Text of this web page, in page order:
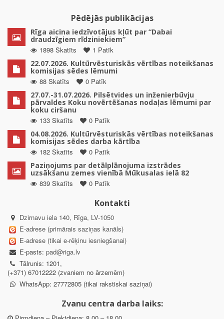
Pēdējās publikācijas
Rīga aicina iedzīvotājus kļūt par “Dabai
draudzīgiem rīdziniekiem”
1898 Skatīts
1 Patīk
22.07.2026. Kultūrvēsturiskās vērtības noteikšanas
komisijas sēdes lēmumi
88 Skatīts
0 Patīk
27.07.-31.07.2026. Pilsētvides un inženierbūvju
pārvaldes Koku novērtēšanas nodaļas lēmumi par
koku ciršanu
133 Skatīts
0 Patīk
04.08.2026. Kultūrvēsturiskās vērtības noteikšanas
komisijas sēdes darba kārtība
182 Skatīts
0 Patīk
Paziņojums par detālplānojuma izstrādes
uzsākšanu zemes vienībā Mūkusalas ielā 82
839 Skatīts
0 Patīk
Kontakti
Dzirnavu iela 140, Rīga, LV-1050
E-adrese (primārais saziņas kanāls)
E-adrese (tikai e-rēķinu iesniegšanai)
E-pasts: pad@riga.lv
Tālrunis: 1201,
(+371) 67012222 (zvaniem no ārzemēm)
WhatsApp: 27772805 (tikai rakstiskai saziņai)
Zvanu centra darba laiks: